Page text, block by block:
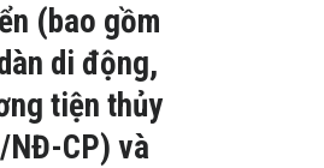
(bao gồm
di động,
tiện thủy
NĐ-CP) và